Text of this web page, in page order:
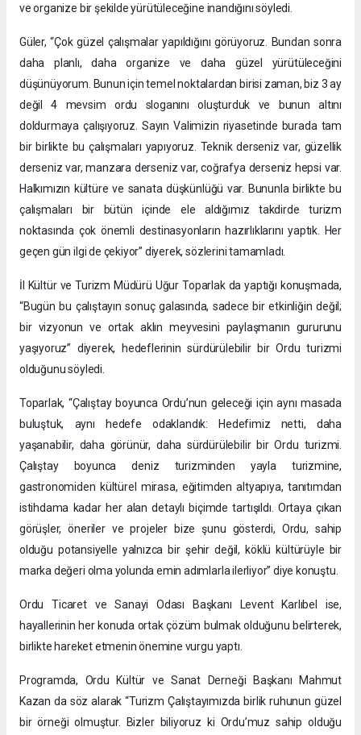
ve organize bir şekilde yürütüleceğine inandığını söyledi.
Güler, “Çok güzel çalışmalar yapıldığını görüyoruz. Bundan sonra
daha planlı, daha organize ve daha güzel yürütüleceğini
düşünüyorum. Bunun için temel noktalardan birisi zaman, biz 3 ay
değil 4 mevsim ordu sloganını oluşturduk ve bunun altını
doldurmaya çalışıyoruz. Sayın Valimizin riyasetinde burada tam
bir birlikte bu çalışmaları yapıyoruz. Teknik derseniz var, güzellik
derseniz var, manzara derseniz var, coğrafya derseniz hepsi var.
Halkımızın kültüre ve sanata düşkünlüğü var. Bununla birlikte bu
çalışmaları bir bütün içinde ele aldığımız takdirde turizm
noktasında çok önemli destinasyonların hazırlıklarını yaptık. Her
geçen gün ilgi de çekiyor” diyerek, sözlerini tamamladı.
İl Kültür ve Turizm Müdürü Uğur Toparlak da yaptığı konuşmada,
“Bugün bu çalıştayın sonuç galasında, sadece bir etkinliğin değil;
bir vizyonun ve ortak aklın meyvesini paylaşmanın gururunu
yaşıyoruz” diyerek, hedeflerinin sürdürülebilir bir Ordu turizmi
olduğunu söyledi.
Toparlak, “Çalıştay boyunca Ordu’nun geleceği için aynı masada
buluştuk, aynı hedefe odaklandık: Hedefimiz netti, daha
yaşanabilir, daha görünür, daha sürdürülebilir bir Ordu turizmi.
Çalıştay boyunca deniz turizminden yayla turizmine,
gastronomiden kültürel mirasa, eğitimden altyapıya, tanıtımdan
istihdama kadar her alan detaylı biçimde tartışıldı. Ortaya çıkan
görüşler, öneriler ve projeler bize şunu gösterdi, Ordu, sahip
olduğu potansiyelle yalnızca bir şehir değil, köklü kültürüyle bir
marka değeri olma yolunda emin adımlarla ilerliyor” diye konuştu.
Ordu Ticaret ve Sanayi Odası Başkanı Levent Karlıbel ise,
hayallerinin her konuda ortak çözüm bulmak olduğunu belirterek,
birlikte hareket etmenin önemine vurgu yaptı.
Programda, Ordu Kültür ve Sanat Derneği Başkanı Mahmut
Kazan da söz alarak “Turizm Çalıştayımızda birlik ruhunun güzel
bir örneği olmuştur. Bizler biliyoruz ki Ordu’muz sahip olduğu